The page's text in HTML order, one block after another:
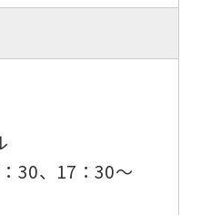
30、17：30～